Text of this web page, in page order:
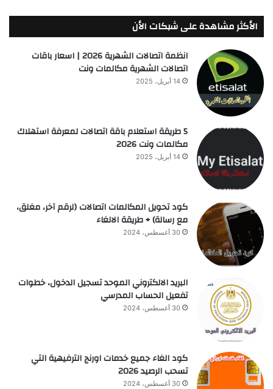
الأكثر مشاهدة على شبكات الأن
انظمة اتصالات الشهرية 2026 | اسعار باقات
اتصالات الشهرية مكالمات ونت
14 أبريل، 2025
5 طريقة استعلام باقة اتصالات لمعرفة استهلاك
مكالمات ونت 2026
14 أبريل، 2025
كود تحويل المكالمات اتصالات (لرقم آخر، مغلق،
مع رسالة) + طريقة الالغاء
30 أغسطس، 2024
البريد الالكتروني الموحد تسجيل الدخول، خطوات
تفعيل الحساب المدرسي
30 أغسطس، 2024
كود الغاء جميع خدمات اورنج الترفيهية التي
تسحب الرصيد 2026
30 أغسطس، 2024